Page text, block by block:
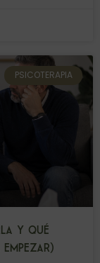
PSICOTERAPIA
Y QUÉ
EMPEZAR)